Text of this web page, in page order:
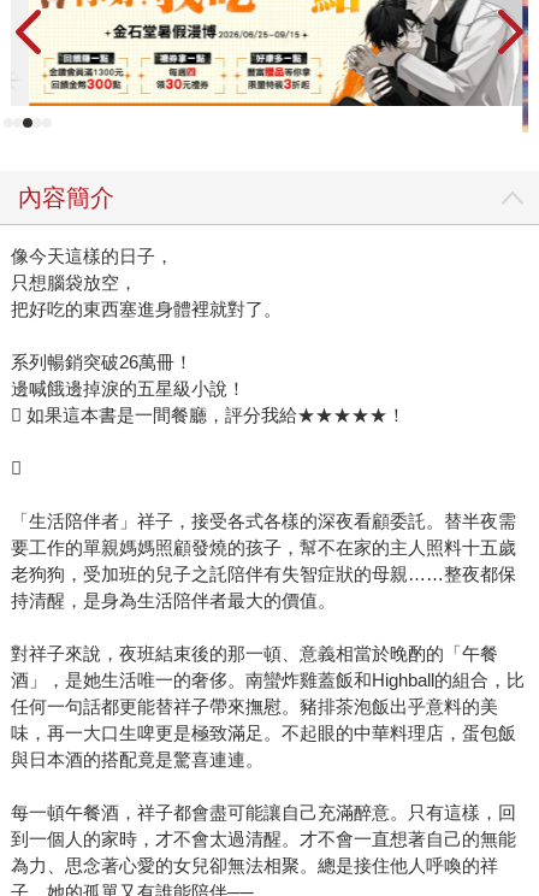
內容簡介
像今天這樣的日子，
只想腦袋放空，
把好吃的東西塞進身體裡就對了。
系列暢銷突破26萬冊！
邊喊餓邊掉淚的五星級小說！
 如果這本書是一間餐廳，評分我給★★★★★！

「生活陪伴者」祥子，接受各式各樣的深夜看顧委託。替半夜需
要工作的單親媽媽照顧發燒的孩子，幫不在家的主人照料十五歲
老狗狗，受加班的兒子之託陪伴有失智症狀的母親……整夜都保
持清醒，是身為生活陪伴者最大的價值。
對祥子來說，夜班結束後的那一頓、意義相當於晚酌的「午餐
酒」，是她生活唯一的奢侈。南蠻炸雞蓋飯和Highball的組合，比
任何一句話都更能替祥子帶來撫慰。豬排茶泡飯出乎意料的美
味，再一大口生啤更是極致滿足。不起眼的中華料理店，蛋包飯
與日本酒的搭配竟是驚喜連連。
每一頓午餐酒，祥子都會盡可能讓自己充滿醉意。只有這樣，回
到一個人的家時，才不會太過清醒。才不會一直想著自己的無能
為力、思念著心愛的女兒卻無法相聚。總是接住他人呼喚的祥
子，她的孤單又有誰能陪伴──